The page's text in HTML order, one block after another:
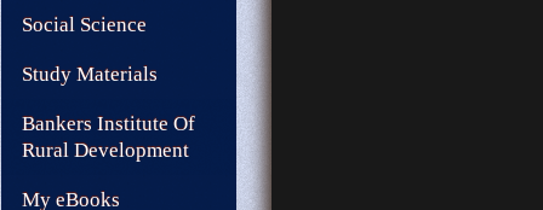
Social Science
Study Materials
Bankers Institute Of
Rural Development
My eBooks